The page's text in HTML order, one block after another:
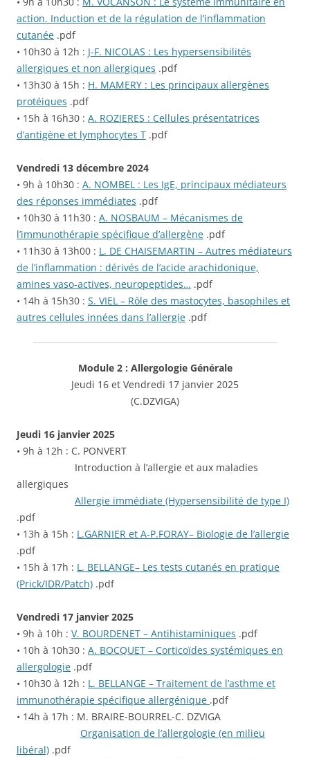
action. Induction et de la régulation de l’inflammation
cutanée .pdf
• 10h30 à 12h : J-F. NICOLAS : Les hypersensibilités
allergiques et non allergiques .pdf
• 13h30 à 15h : H. MAMERY : Les principaux allergènes
protéiques .pdf
• 15h à 16h30 : A. ROZIERES : Cellules présentatrices
d’antigène et lymphocytes T .pdf
Vendredi 13 décembre 2024
• 9h à 10h30 : A. NOMBEL : Les IgE, principaux médiateurs
des réponses immédiates .pdf
• 10h30 à 11h30 : A. NOSBAUM – Mécanismes de
l’immunothérapie spécifique d’allergène .pdf
• 11h30 à 13h00 : L. DE CHAISEMARTIN – Autres médiateurs
de l’inflammation : dérivés de l’acide arachidonique,
amines vaso-actives, neuropeptides… .pdf
• 14h à 15h30 : S. VIEL – Rôle des mastocytes, basophiles et
autres cellules innées dans l’allergie .pdf
Module 2 : Allergologie Générale
Jeudi 16 et Vendredi 17 janvier 2025
(C.DZVIGA)
Jeudi 16 janvier 2025
• 9h à 12h : C. PONVERT
Introduction à l’allergie et aux maladies
allergiques
Allergie immédiate (Hypersensibilité de type I)
.pdf
• 13h à 15h : L.GARNIER et A-P.FORAY– Biologie de l’allergie
.pdf
• 15h à 17h : L. BELLANGE– Les tests cutanés en pratique
(Prick/IDR/Patch) .pdf
Vendredi 17 janvier 2025
• 9h à 10h : V. BOURDENET – Antihistaminiques .pdf
• 10h à 10h30 : A. BOCQUET – Corticoïdes systémiques en
allergologie .pdf
• 10h30 à 12h : L. BELLANGE – Traitement de l’asthme et
immunothérapie spécifique allergénique .pdf
• 14h à 17h : M. BRAIRE-BOURREL-C. DZVIGA
Organisation de l’allergologie (en milieu
libéral) .pdf